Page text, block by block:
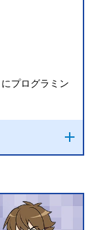
プログラミン